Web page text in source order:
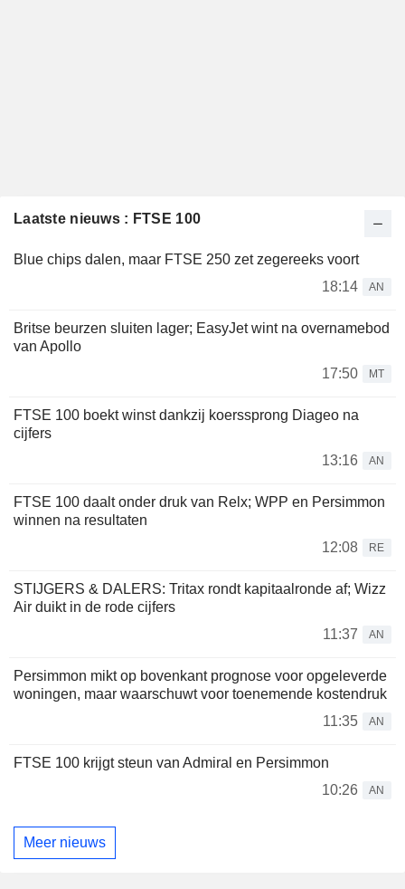
Laatste nieuws : FTSE 100
Blue chips dalen, maar FTSE 250 zet zegereeks voort
18:14
AN
Britse beurzen sluiten lager; EasyJet wint na overnamebod
van Apollo
17:50
MT
FTSE 100 boekt winst dankzij koerssprong Diageo na
cijfers
13:16
AN
FTSE 100 daalt onder druk van Relx; WPP en Persimmon
winnen na resultaten
12:08
RE
STIJGERS & DALERS: Tritax rondt kapitaalronde af; Wizz
Air duikt in de rode cijfers
11:37
AN
Persimmon mikt op bovenkant prognose voor opgeleverde
woningen, maar waarschuwt voor toenemende kostendruk
11:35
AN
FTSE 100 krijgt steun van Admiral en Persimmon
10:26
AN
Meer nieuws